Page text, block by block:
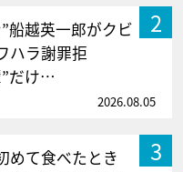
2
船越英一郎がクビ
ハラ謝罪拒
だけ…
2026.08.05
3
めて食べたとき